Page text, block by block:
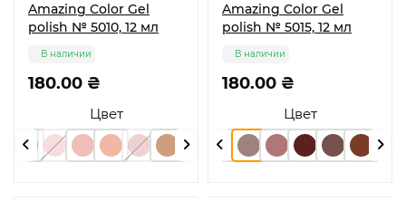
Amazing Color Gel
polish № 5010, 12 мл
Цвет
180.00 ₴
В наличии
Amazing Color Gel
polish № 5015, 12 мл
Цвет
180.00 ₴
В наличии